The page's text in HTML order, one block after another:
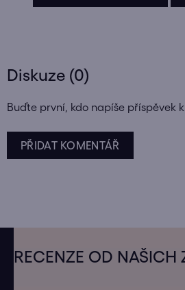
Diskuze (0)
Buďte první, kdo napíše příspěvek
PŘIDAT KOMENTÁŘ
RECENZE OD NAŠICH